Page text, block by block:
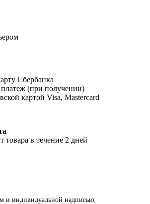
Сбербанка
(при получении)
картой Visa, Mastercard
товара в течение 2 дней
и индивидуальной надписью;